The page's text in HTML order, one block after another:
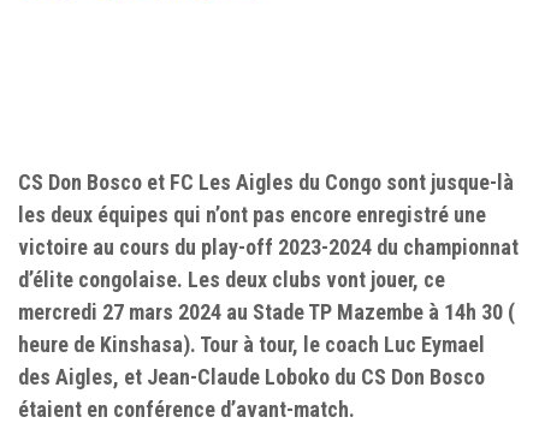
CS Don Bosco et FC Les Aigles du Congo sont jusque-là
les deux équipes qui n’ont pas encore enregistré une
victoire au cours du play-off 2023-2024 du championnat
d’élite congolaise. Les deux clubs vont jouer, ce
mercredi 27 mars 2024 au Stade TP Mazembe à 14h 30 (
heure de Kinshasa). Tour à tour, le coach Luc Eymael
des Aigles, et Jean-Claude Loboko du CS Don Bosco
étaient en conférence d’avant-match.